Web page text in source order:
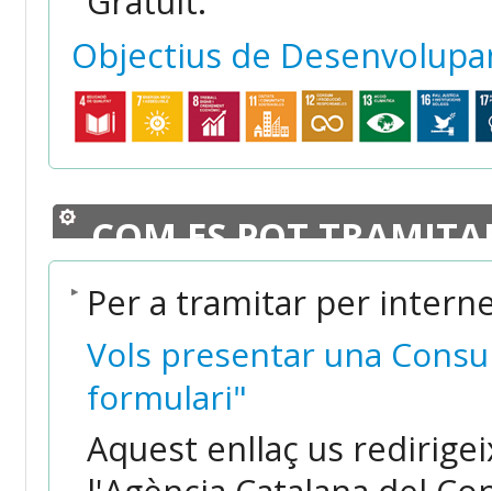
Objectius de
COM ES POT
Per a tramitar per
Vols presentar una
formulari"
Aquest enllaç us